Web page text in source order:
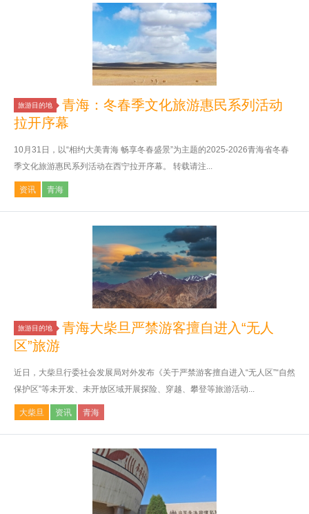
旅游目的地
青海：冬春季文化旅游惠民系列活动
拉开序幕
10月31日，以“相约大美青海 畅享冬春盛景”为主题的2025-2026青海省冬春
季文化旅游惠民系列活动在西宁拉开序幕。 转载请注...
资讯 青海
旅游目的地
青海大柴旦严禁游客擅自进入“无人
区”旅游
近日，大柴旦行委社会发展局对外发布《关于严禁游客擅自进入“无人区”“自然
保护区”等未开发、未开放区域开展探险、穿越、攀登等旅游活动...
大柴旦 资讯 青海